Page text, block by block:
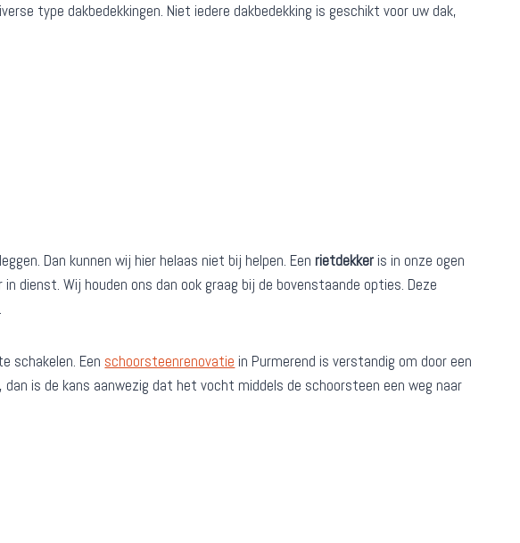
type dakbedekkingen. Niet iedere dakbedekking is geschikt voor uw dak,
Dan kunnen wij hier helaas niet bij helpen. Een rietdekker is in onze ogen
dienst. Wij houden ons dan ook graag bij de bovenstaande opties. Deze
schakelen. Een schoorsteenrenovatie in Purmerend is verstandig om door een
is de kans aanwezig dat het vocht middels de schoorsteen een weg naar